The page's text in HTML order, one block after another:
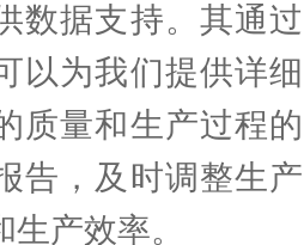
数据支持。其通
以为我们提供详
质量和生产过程
告，及时调整生
产效率。